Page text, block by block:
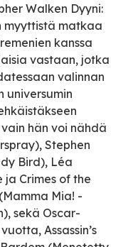
Walken Dyyni:
myyttistä matkaa
kanssa
vastaan, jotka
valinnan
universumin
hän voi nähdä
Stephen
Bird), Léa
ja Crimes of the
Mia! -
sekä Oscar-
Assassin’s